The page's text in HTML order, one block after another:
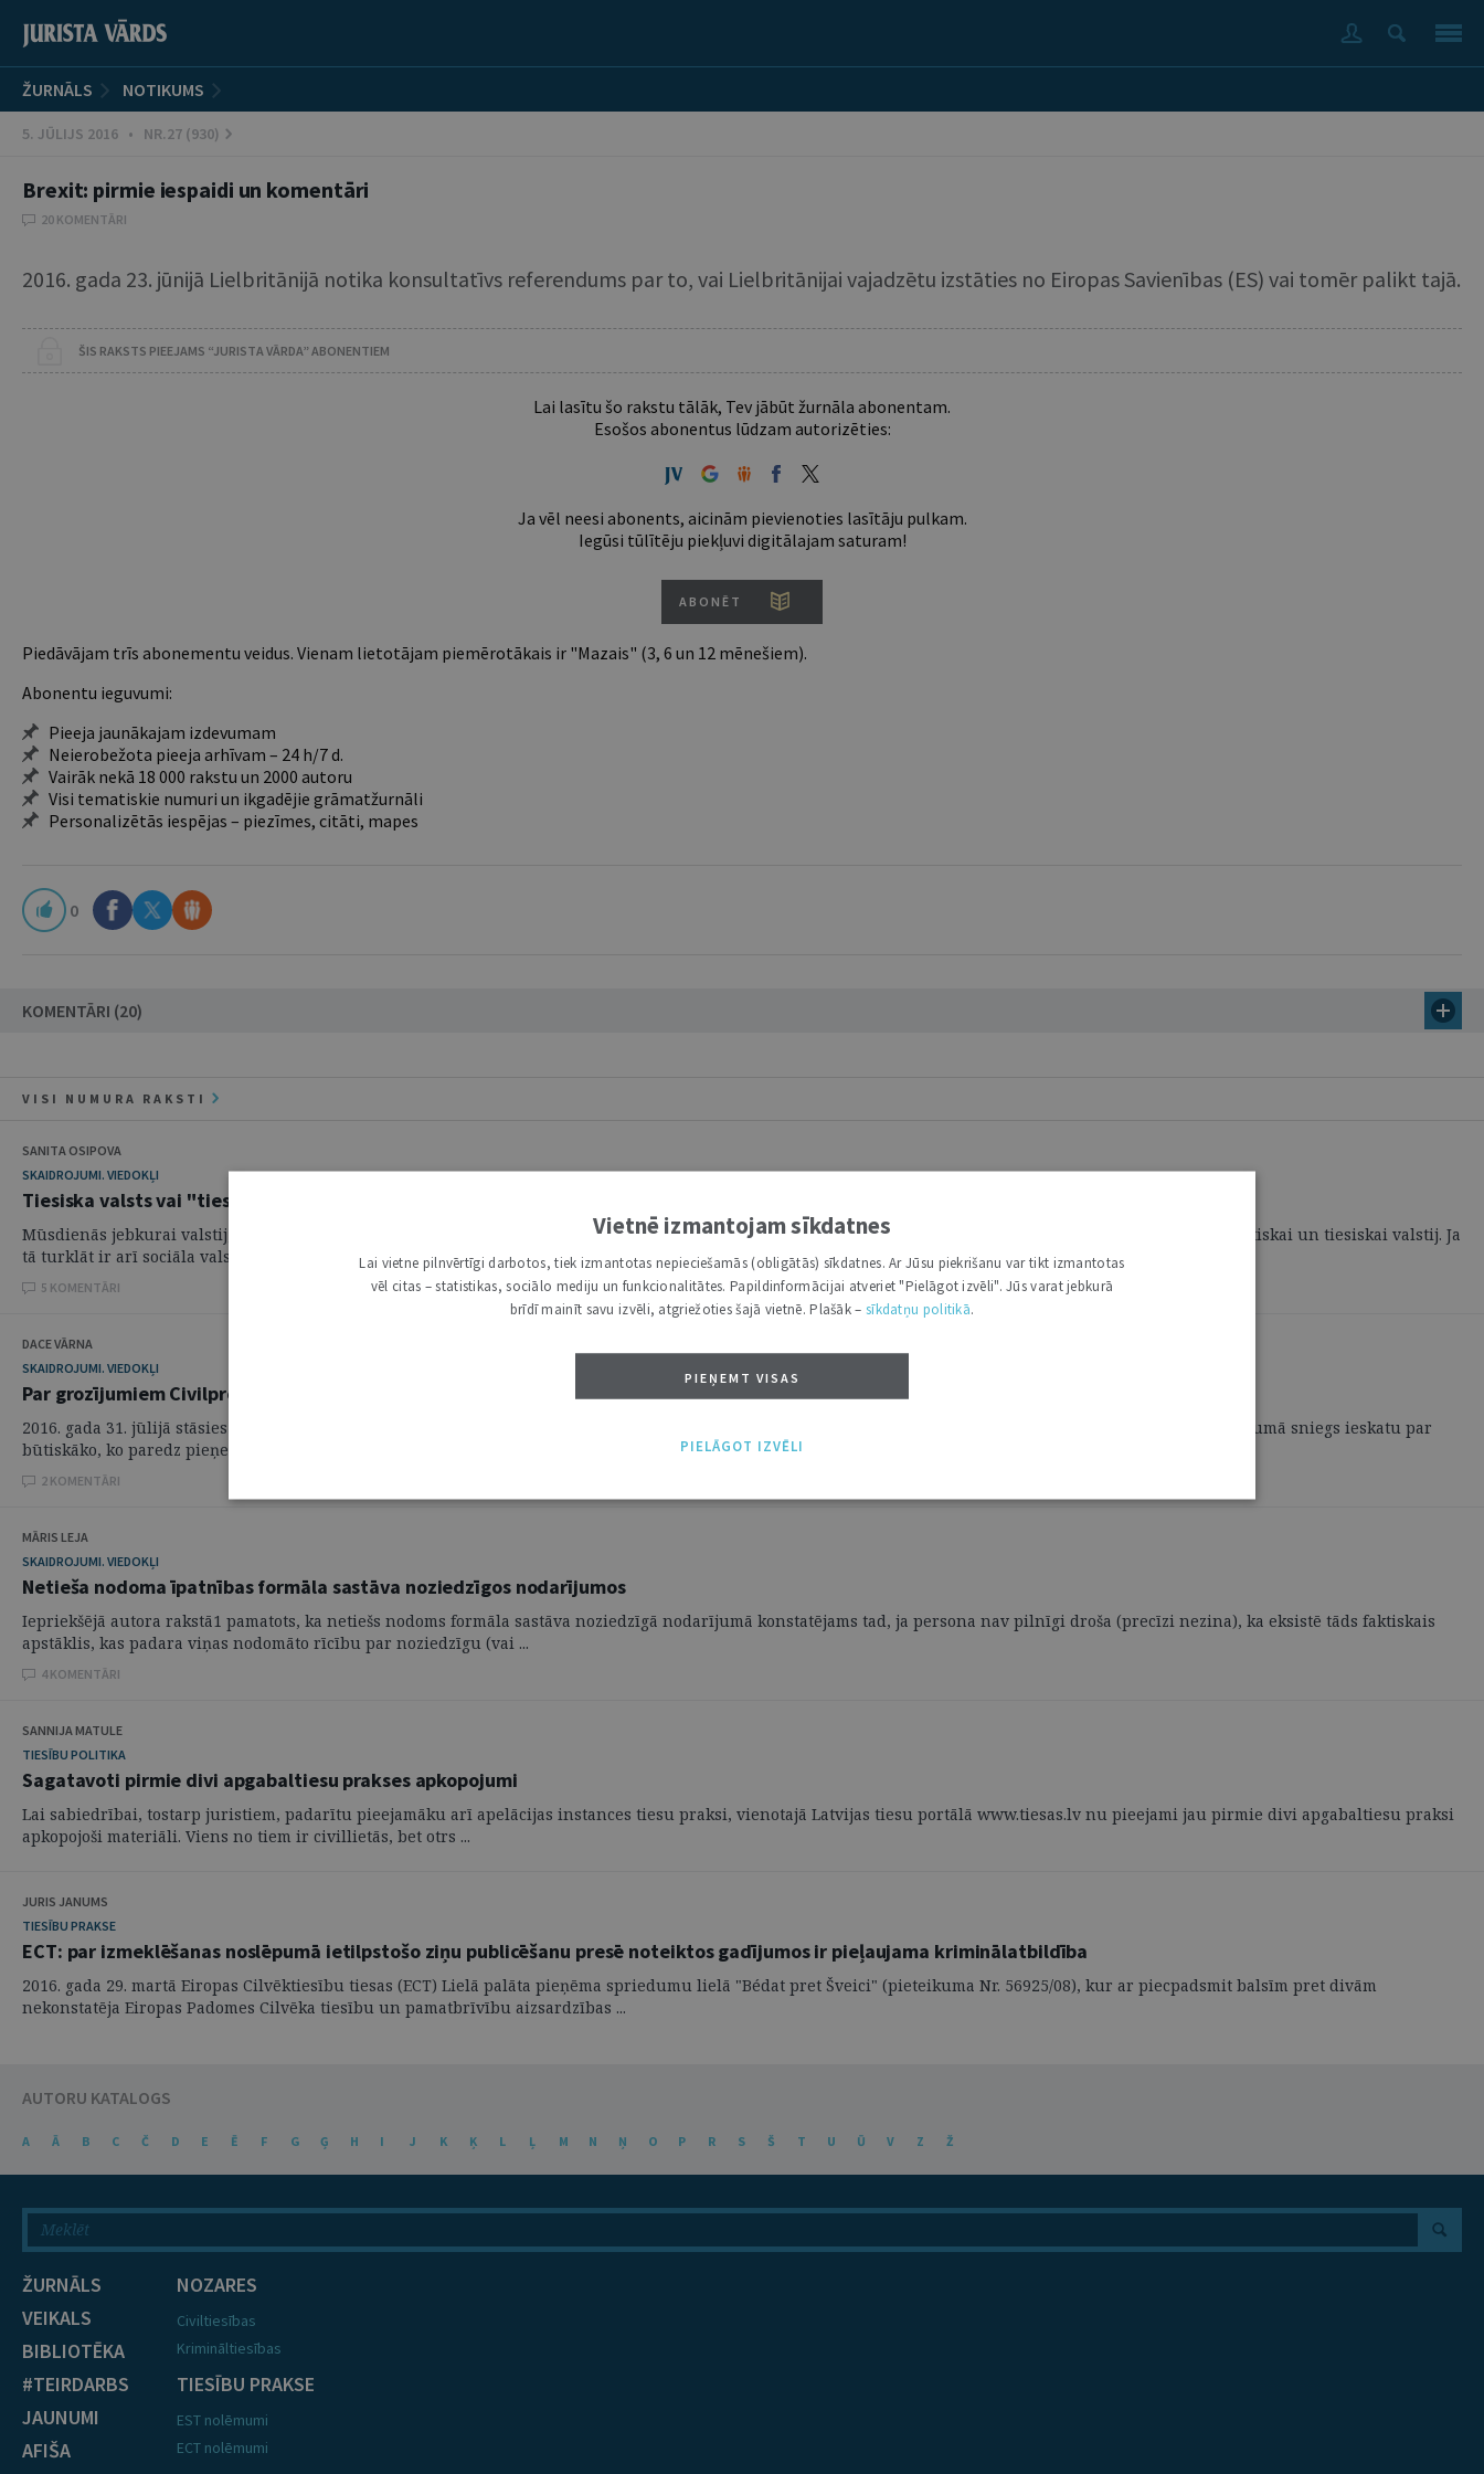
ŽURNĀLS NOTIKUMS
5. JŪLIJS 2016 • NR.27 (930)
Brexit: pirmie iespaidi un komentāri
20 KOMENTĀRI
2016. gada 23. jūnijā Lielbritānijā notika konsultatīvs referendums par to, vai Lielbritānijai vajadzētu izstāties no Eiropas Savienības (ES) vai tomēr palikt tajā.
ŠIS RAKSTS PIEEJAMS “JURISTA VĀRDA” ABONENTIEM
Lai lasītu šo rakstu tālāk, Tev jābūt žurnāla abonentam.
Esošos abonentus lūdzam autorizēties:
Ja vēl neesi abonents, aicinām pievienoties lasītāju pulkam.
Iegūsi tūlītēju piekļuvi digitālajam saturam!
ABONĒT
Piedāvājam trīs abonementu veidus. Vienam lietotājam piemērotākais ir "Mazais" (3, 6 un 12 mēnešiem).
Abonentu ieguvumi:
Pieeja jaunākajam izdevumam
Neierobežota pieeja arhīvam – 24 h/7 d.
Vairāk nekā 18 000 rakstu un 2000 autoru
Visi tematiskie numuri un ikgadējie grāmatžurnāli
Personalizētās iespējas – piezīmes, citāti, mapes
0
KOMENTĀRI (20)
VISI NUMURA RAKSTI
SANITA OSIPOVA
SKAIDROJUMI. VIEDOKĻI
Tiesiska valsts vai "tiesnešu valsts"
Mūsdienās jebkurai valstij, lai tā baudītu citu valstu cieņu un līdztiesīgi iekļautos starptautiskajās attiecībās, tiek izvirzīti vairāki kritēriji. Tai ir jābūt demokrātiskai un tiesiskai valstij. Ja
tā turklāt ir arī sociāla valsts, tad tās ...
5 KOMENTĀRI
DACE VĀRNA
SKAIDROJUMI. VIEDOKĻI
Par grozījumiem Civilprocesa likumā saistībā ar izmaiņām tulka nodrošināšanā
2016. gada 31. jūlijā stāsies spēkā šā gada 4. februārī Saeimā pieņemtie grozījumi Civilprocesa likumā (turpmāk – CPL). Rakstā autore Tieslietu ministrijas uzdevumā sniegs ieskatu par
būtiskāko, ko paredz pieņemtie grozījumi CPL attiecībā uz izmaiņām ...
2 KOMENTĀRI
MĀRIS LEJA
SKAIDROJUMI. VIEDOKĻI
Netieša nodoma īpatnības formāla sastāva noziedzīgos nodarījumos
Iepriekšējā autora rakstā1 pamatots, ka netiešs nodoms formāla sastāva noziedzīgā nodarījumā konstatējams tad, ja persona nav pilnīgi droša (precīzi nezina), ka eksistē tāds faktiskais
apstāklis, kas padara viņas nodomāto rīcību par noziedzīgu (vai ...
4 KOMENTĀRI
SANNIJA MATULE
TIESĪBU POLITIKA
Sagatavoti pirmie divi apgabaltiesu prakses apkopojumi
Lai sabiedrībai, tostarp juristiem, padarītu pieejamāku arī apelācijas instances tiesu praksi, vienotajā Latvijas tiesu portālā www.tiesas.lv nu pieejami jau pirmie divi apgabaltiesu praksi
apkopojoši materiāli. Viens no tiem ir civillietās, bet otrs ...
JURIS JANUMS
TIESĪBU PRAKSE
ECT: par izmeklēšanas noslēpumā ietilpstošo ziņu publicēšanu presē noteiktos gadījumos ir pieļaujama kriminālatbildība
2016. gada 29. martā Eiropas Cilvēktiesību tiesas (ECT) Lielā palāta pieņēma spriedumu lielā "Bédat pret Šveici" (pieteikuma Nr. 56925/08), kur ar piecpadsmit balsīm pret divām
nekonstatēja Eiropas Padomes Cilvēka tiesību un pamatbrīvību aizsardzības ...
AUTORU KATALOGS
A Ā B C Č D E Ē F G Ģ H I J K Ķ L Ļ M N Ņ O P R S Š T U Ū V Z Ž
ŽURNĀLS
VEIKALS
BIBLIOTĒKA
#TEIRDARBS
JAUNUMI
AFIŠA
NOZARES
Civiltiesības
Krimināltiesības
TIESĪBU PRAKSE
EST nolēmumi
ECT nolēmumi
Vietnē izmantojam sīkdatnes
Lai vietne pilnvērtīgi darbotos, tiek izmantotas nepieciešamās (obligātās) sīkdatnes. Ar Jūsu piekrišanu var tikt izmantotas
vēl citas – statistikas, sociālo mediju un funkcionalitātes. Papildinformācijai atveriet "Pielāgot izvēli". Jūs varat jebkurā
brīdī mainīt savu izvēli, atgriežoties šajā vietnē. Plašāk – sīkdatņu politikā.
PIEŅEMT VISAS
PIELĀGOT IZVĒLI